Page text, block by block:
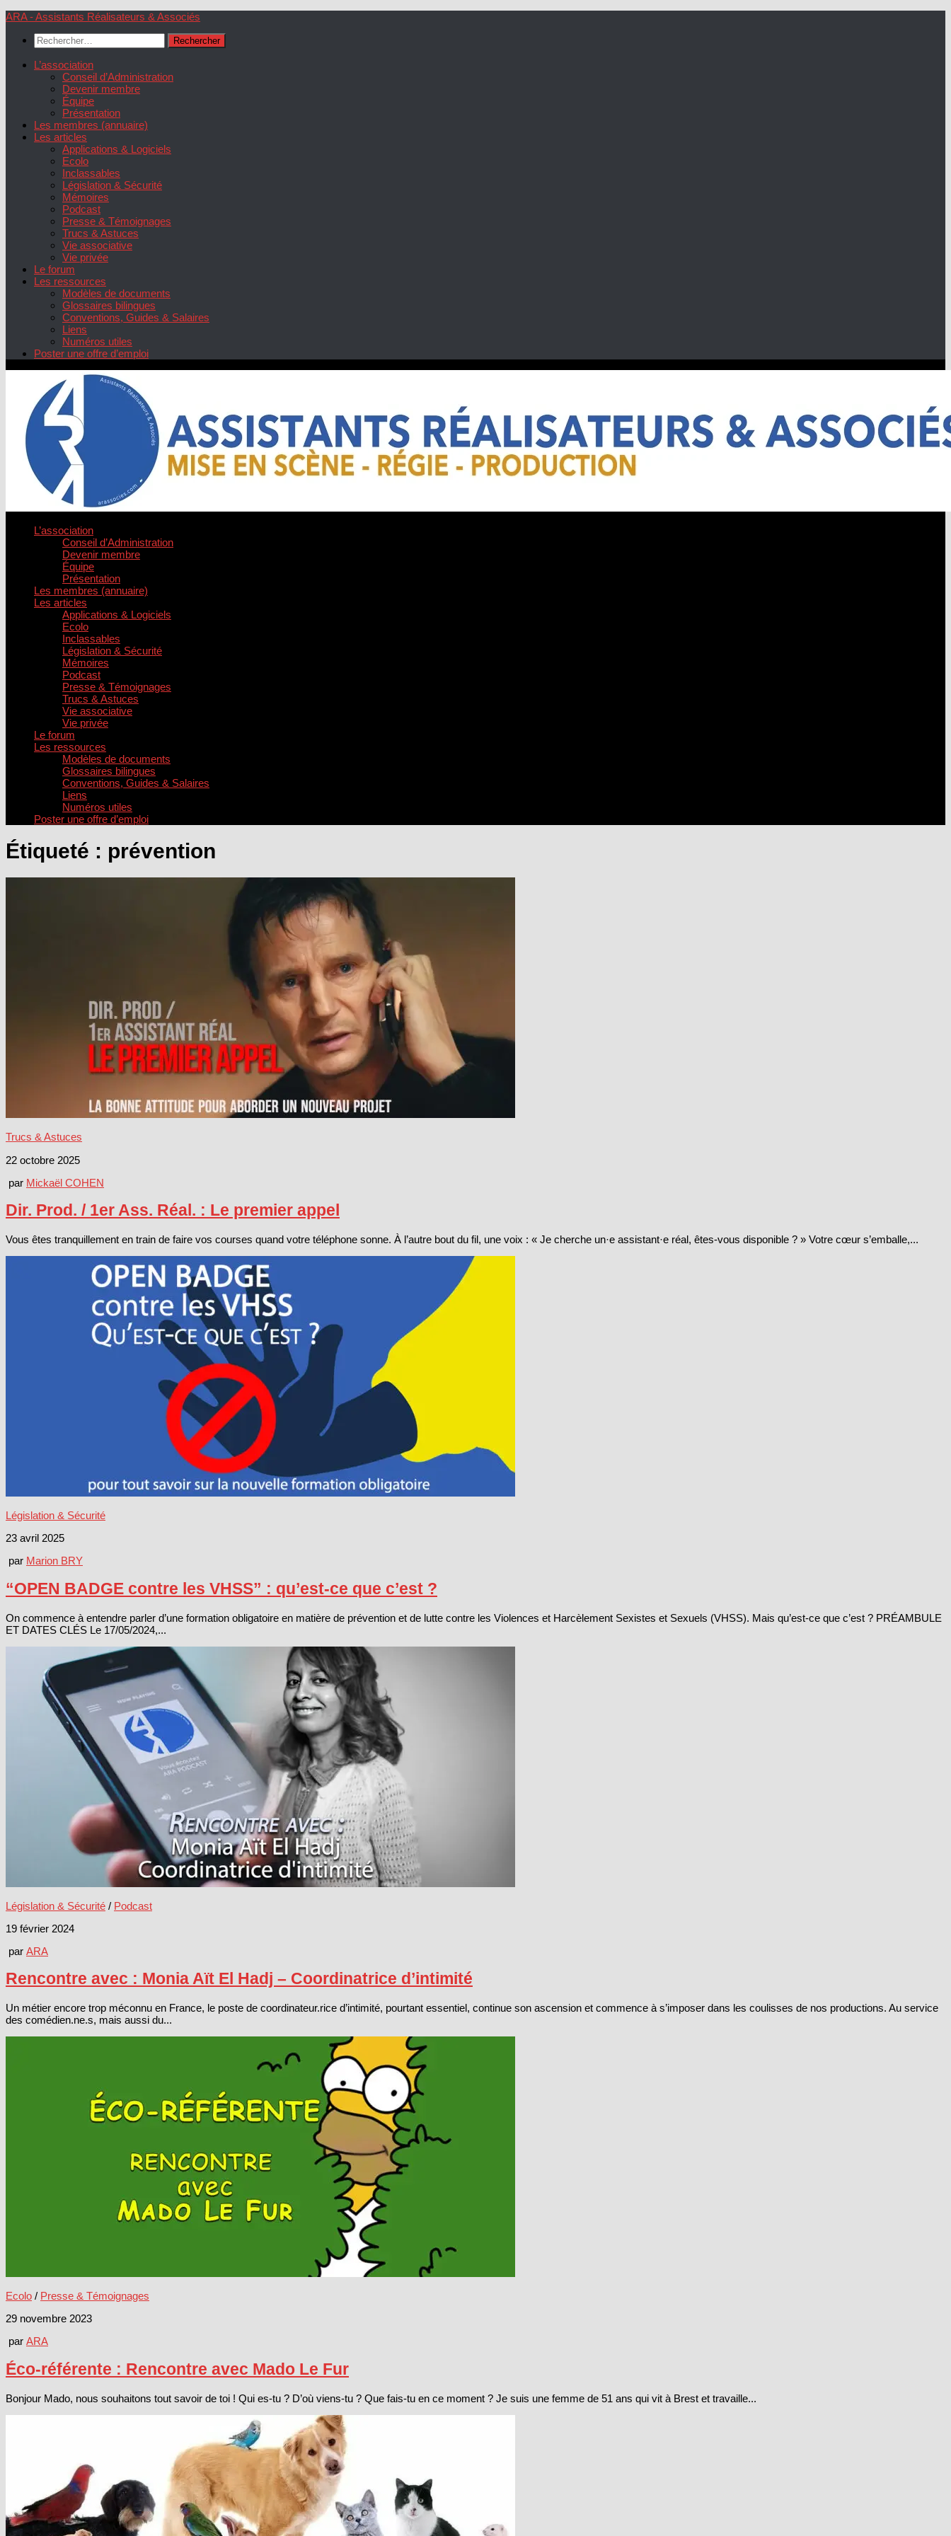
Skip
content
ARA - Assistants Réalisateurs & Associés
Rechercher :
L’association
Conseil d’Administration
Devenir membre
Équipe
Présentation
Les membres (annuaire)
Les articles
Applications & Logiciels
Ecolo
Inclassables
Législation & Sécurité
Mémoires
Podcast
Presse & Témoignages
Trucs & Astuces
Vie associative
Vie privée
Le forum
Les ressources
Modèles de documents
Glossaires bilingues
Conventions, Guides & Salaires
Liens
Numéros utiles
Poster une offre d’emploi
L’association
Conseil d’Administration
Devenir membre
Équipe
Présentation
Les membres (annuaire)
Les articles
Applications & Logiciels
Ecolo
Inclassables
Législation & Sécurité
Mémoires
Podcast
Presse & Témoignages
Trucs & Astuces
Vie associative
Vie privée
Le forum
Les ressources
Modèles de documents
Glossaires bilingues
Conventions, Guides & Salaires
Liens
Numéros utiles
Poster une offre d’emploi
Étiqueté : prévention
Trucs & Astuces
22 octobre 2025
par Mickaël COHEN
Dir. Prod. / 1er Ass. Réal. : Le premier appel
Vous êtes tranquillement en train de faire vos courses quand votre téléphone sonne. À l’autre bout du fil, une voix : « Je cherche un·e assistant·e réal, êtes-vous disponible ? » Votre cœur s’emballe,...
Législation & Sécurité
23 avril 2025
par Marion BRY
“OPEN BADGE contre les VHSS” : qu’est-ce que c’est ?
On commence à entendre parler d’une formation obligatoire en matière de prévention et de lutte contre les Violences et Harcèlement Sexistes et Sexuels (VHSS). Mais qu’est-ce que c’est ? PRÉAMBULE
ET DATES CLÉS Le 17/05/2024,...
Législation & Sécurité / Podcast
19 février 2024
par ARA
Rencontre avec : Monia Aït El Hadj – Coordinatrice d’intimité
Un métier encore trop méconnu en France, le poste de coordinateur.rice d’intimité, pourtant essentiel, continue son ascension et commence à s’imposer dans les coulisses de nos productions. Au service
des comédien.ne.s, mais aussi du...
Ecolo / Presse & Témoignages
29 novembre 2023
par ARA
Éco-référente : Rencontre avec Mado Le Fur
Bonjour Mado, nous souhaitons tout savoir de toi ! Qui es-tu ? D’où viens-tu ? Que fais-tu en ce moment ? Je suis une femme de 51 ans qui vit à Brest et travaille...